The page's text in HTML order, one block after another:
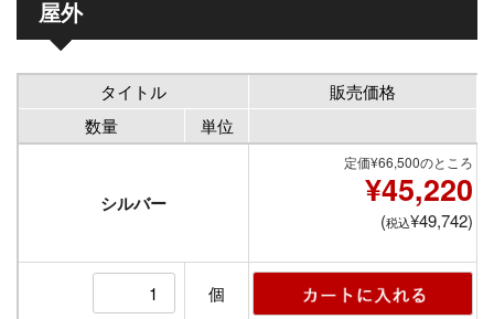
屋外
タイトル
販売価格
数量
単位
シルバー
定価¥66,500のところ
¥45,220
(税込¥49,742)
個